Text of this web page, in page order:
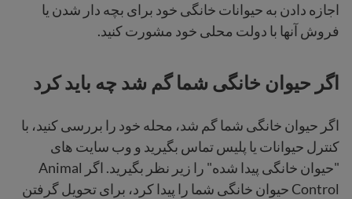
اجازه دادن به حیوانات خانگی خود برای بچه دار شدن یا
فروش آنها با دولت محلی خود مشورت کنید.
اگر حیوان خانگی شما گم شد چه باید کرد
اگر حیوان خانگی شما گم شد، محله خود را بررسی کنید، با
کنترل حیوانات یا پلیس تماس بگیرید و وب سایت های
"حیوان خانگی پیدا شده" را زیر نظر بگیرید. اگر Animal
Control حیوان خانگی شما را پیدا کرد، برای تحویل گرفتن